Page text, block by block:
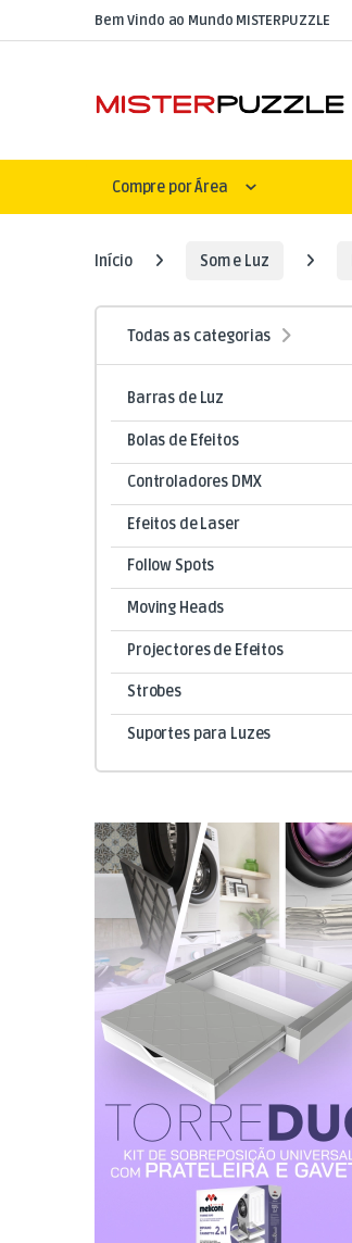
Skip to navigation
Skip to contentBem Vindo ao Mundo MISTERPUZZLE
Compre por Área
Início Som e Luz
Todas as categorias
Barras de Luz
Bolas de Efeitos
Controladores DMX
Efeitos de Laser
Follow Spots
Moving Heads
Projectores de Efeitos
Strobes
Suportes para Luzes